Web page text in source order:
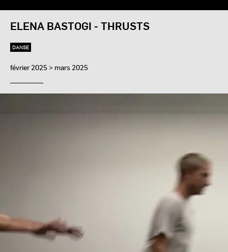
ELENA BASTOGI - THRUSTS
DANSE
février 2025 > mars 2025